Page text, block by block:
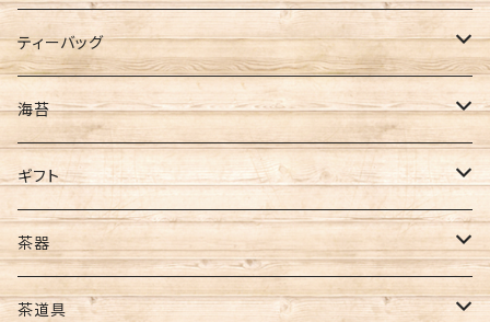
新茶
ギフト
ティーバッグ
ティーバッグ
煎茶
ほうじ茶
玄米茶
バイオ茶
海苔
全型サイズ
8切サイズ
その他
ギフト
お茶ギフト
海苔ギフト
茶器
急須
茶道具